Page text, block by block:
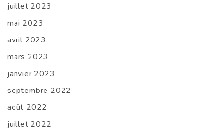
juillet 2023
mai 2023
avril 2023
mars 2023
janvier 2023
septembre 2022
août 2022
juillet 2022